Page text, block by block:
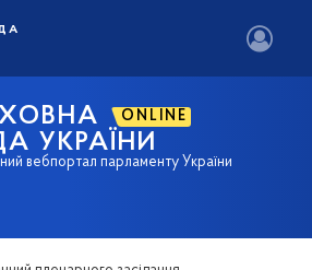
ONLINE
УКРАЇНИ
вебпортал парламенту України